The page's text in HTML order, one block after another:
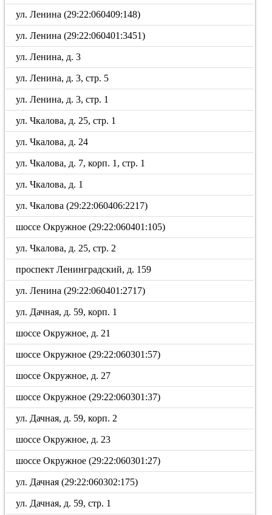
ул. Ленина (29:22:060409:148)
ул. Ленина (29:22:060401:3451)
ул. Ленина, д. 3
ул. Ленина, д. 3, стр. 5
ул. Ленина, д. 3, стр. 1
ул. Чкалова, д. 25, стр. 1
ул. Чкалова, д. 24
ул. Чкалова, д. 7, корп. 1, стр. 1
ул. Чкалова, д. 1
ул. Чкалова (29:22:060406:2217)
шоссе Окружное (29:22:060401:105)
ул. Чкалова, д. 25, стр. 2
проспект Ленинградский, д. 159
ул. Ленина (29:22:060401:2717)
ул. Дачная, д. 59, корп. 1
шоссе Окружное, д. 21
шоссе Окружное (29:22:060301:57)
шоссе Окружное, д. 27
шоссе Окружное (29:22:060301:37)
ул. Дачная, д. 59, корп. 2
шоссе Окружное, д. 23
шоссе Окружное (29:22:060301:27)
ул. Дачная (29:22:060302:175)
ул. Дачная, д. 59, стр. 1